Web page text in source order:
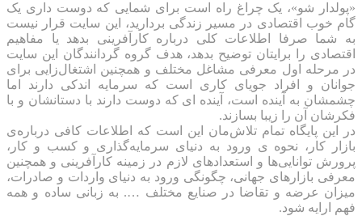
«پولدار شو»، یک چراغ راه است برای شمایی که دوست داری یک
گام خوب اقتصادی در مسیر زندگی بردارید، این سایت قرار نیست
به شما صرفا اطلاعات کلی درباره کارآفرینی بدهد یا مفاهیم
اقتصادی را برایتان توضیح بدهد، هدف گروه گردانندگان این سایت
در مرحله اول معرفی مشاغل مختلف و همچنین اشتغال‌زایی برای
جوانان و افراد جویای کاری است که سرمایه اندکی دارند اما
چشمشان به آینده است، آینده ای که دوست دارند با دستانشان و با
فکرشان آن را زیبا بسازند.
در این پایگاه تمام تلاش‌مان این است که ‌اطلاعات کافی درباره‌ی
بازار کار، نحوه ی ورود به دنیای سرمایه‌گذاری و کسب و کار،
پرورش توانایی‌ها و استعدادهای لازم در زمینه کارآفرینی و همچنین
معرفی بازارهای جهانی، چگونگی ورود به دنیای واردات و صادرات،
میزان عرضه و تقاضا در صنایع مختلف …. به زبانی ساده و همه
فهم ارایه شود.